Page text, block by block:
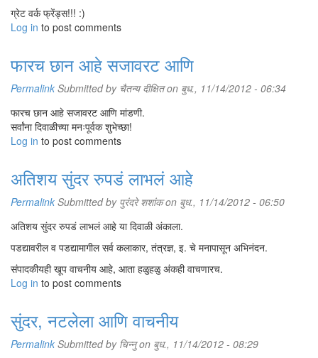
ग्रेट वर्क फ्रेंड्स!!! :)
Log in to post comments
फारच छान आहे सजावरट आणि
Permalink Submitted by चैतन्य दीक्षितon बुध., 11/14/2012 - 06:34
फारच छान आहे सजावरट आणि मांडणी.
सर्वांना दिवाळीच्या मनःपूर्वक शुभेच्छा!
Log in to post comments
अतिशय सुंदर रुपडं लाभलं आहे
Permalink Submitted by पुरंदरे शशांकon बुध., 11/14/2012 - 06:50
अतिशय सुंदर रुपडं लाभलं आहे या दिवाळी अंकाला.
पडद्यावरील व पडद्यामागील सर्व कलाकार, तंत्रज्ञ, इ. चे मनापासून अभिनंदन.
संपादकीयही खूप वाचनीय आहे, आता हळुहळु अंकही वाचणारच.
Log in to post comments
सुंदर, नटलेला आणि वाचनीय
Permalink Submitted by चिन्नुon बुध., 11/14/2012 - 08:29